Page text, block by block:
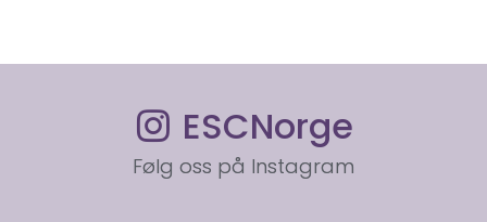
ESCNorge
Følg oss på Instagram